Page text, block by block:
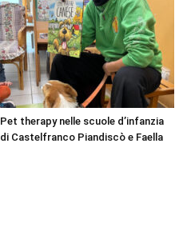
Pet therapy nelle scuole d’infanzia
di Castelfranco Piandiscò e Faella